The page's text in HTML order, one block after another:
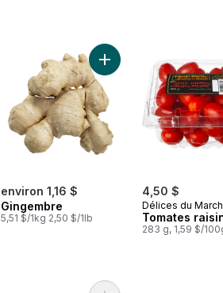
environ 1,16 $
Gingembre
5,51 $/1kg 2,50 $/1lb
Ajouter Gingembre au
4,50 $
Délices du
Tomates
283 g, 1,59 $/